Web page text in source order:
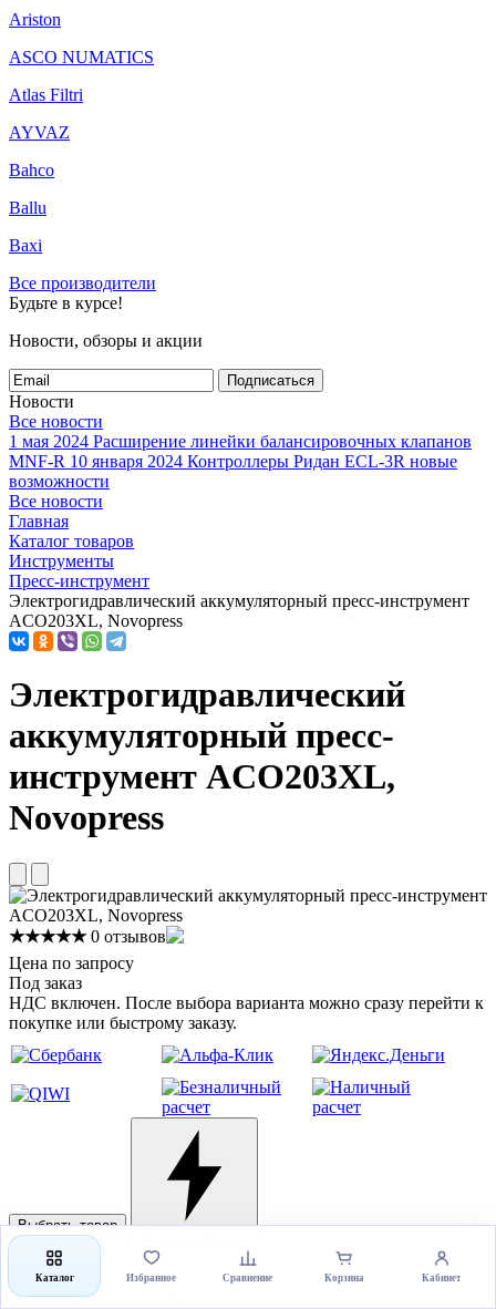
Ariston
ASCO NUMATICS
Atlas Filtri
AYVAZ
Bahco
Ballu
Baxi
Все производители
Будьте в курсе!
Новости, обзоры и акции
Подписаться
Новости
Все новости
1 мая 2024 Расширение линейки балансировочных клапанов
MNF-R 10 января 2024 Контроллеры Ридан ECL-3R новые
возможности
Все новости
Главная
Каталог товаров
Инструменты
Пресс-инструмент
Электрогидравлический аккумуляторный пресс-инструмент
ACO203XL, Novopress
Электрогидравлический
аккумуляторный пресс-
инструмент ACO203XL,
Novopress
★★★★★ 0 отзывов
Цена по запросу
Под заказ
НДС включен. После выбора варианта можно сразу перейти к
покупке или быстрому заказу.
Выбрать товар
Каталог Избранное Сравнение Корзина Кабинет